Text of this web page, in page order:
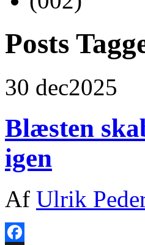
Posts
30 dec2025
Blæsten
igen
Af Ulrik